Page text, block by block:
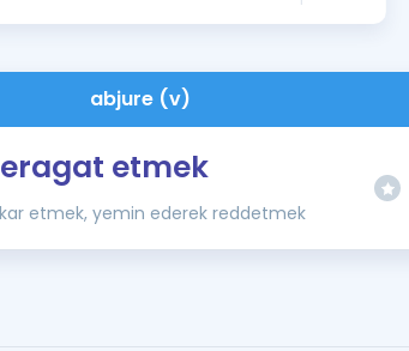
İngilizce Gramer
abjure (v)
etmek
etmek, yemin ederek reddetmek